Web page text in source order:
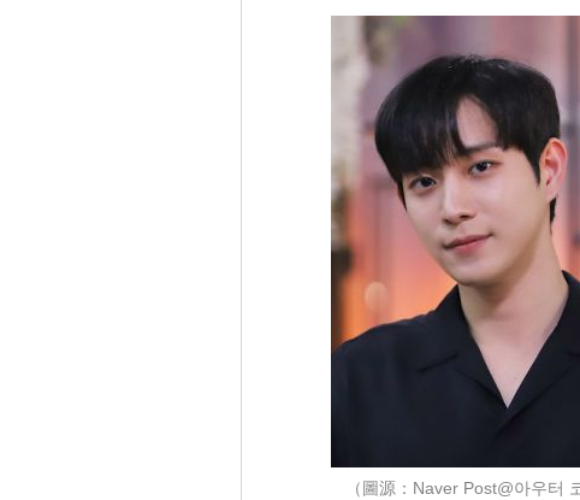
（圖源：Naver Post@아우터